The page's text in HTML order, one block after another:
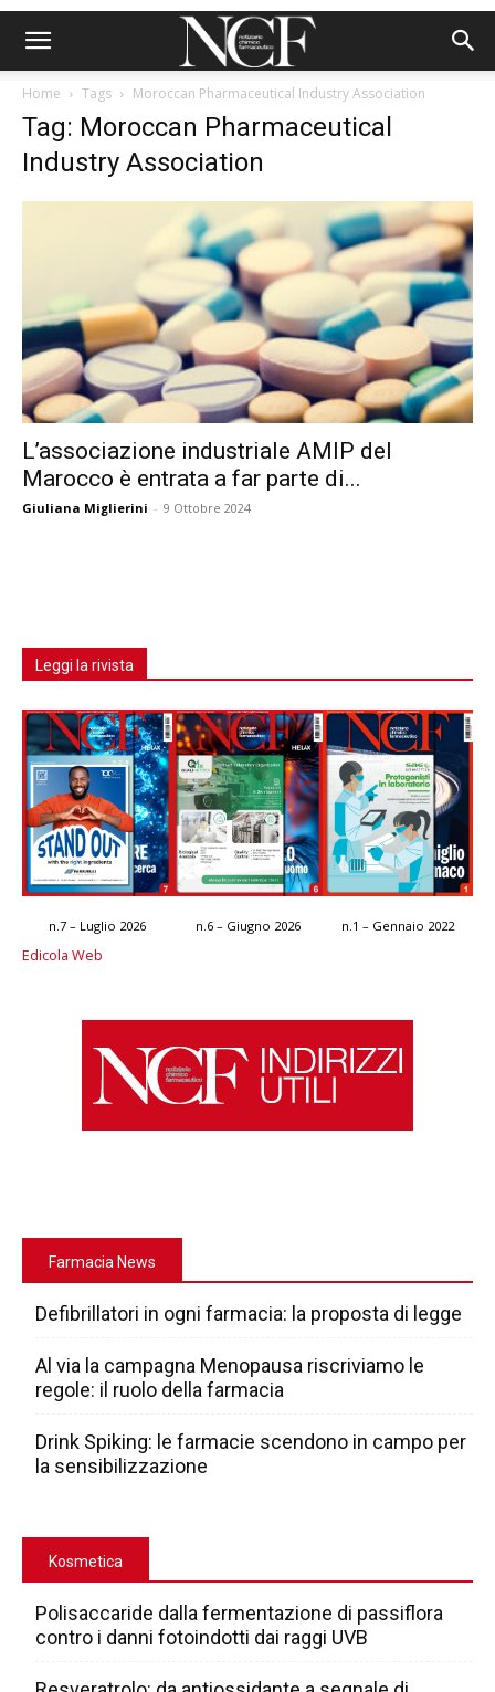
Home Tags Moroccan Pharmaceutical Industry Association
Tag: Moroccan Pharmaceutical
Industry Association
L’associazione industriale AMIP del
Marocco è entrata a far parte di...
Giuliana Miglierini - 9 Ottobre 2024
Leggi la rivista
n.7 – Luglio 2026 n.6 – Giugno 2026 n.1 – Gennaio 2022
Edicola Web
Farmacia News
Defibrillatori in ogni farmacia: la proposta di legge
Al via la campagna Menopausa riscriviamo le
regole: il ruolo della farmacia
Drink Spiking: le farmacie scendono in campo per
la sensibilizzazione
Kosmetica
Polisaccaride dalla fermentazione di passiflora
contro i danni fotoindotti dai raggi UVB